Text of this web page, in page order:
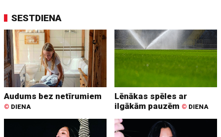
SESTDIENA
Audums bez netīrumiem
© DIENA
Lēnākas spēles ar
ilgākām pauzēm © DIENA